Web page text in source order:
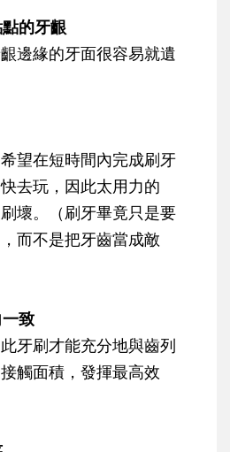
的牙齦
邊緣的牙面很容易就遺
望在短時間內完成刷牙
去玩，因此太用力的
壞。（刷牙畢竟只是要
而不是把牙齒當成敵
致
牙刷才能充分地與齒列
觸面積，發揮最高效